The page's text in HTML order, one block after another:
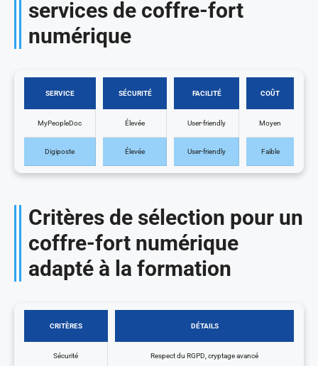
services de coffre-fort
numérique
SERVICE SÉCURITÉ FACILITÉ COÛT
MyPeopleDoc Élevée User-friendly Moyen
Digiposte Élevée User-friendly Faible
Critères de sélection pour un
coffre-fort numérique
adapté à la formation
CRITÈRES DÉTAILS
Sécurité Respect du RGPD, cryptage avancé